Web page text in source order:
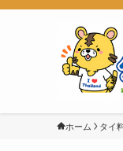
ホーム タイ